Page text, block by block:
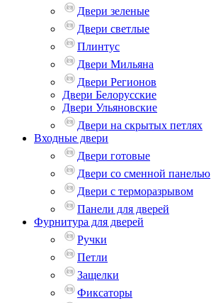
Двери зеленые
Двери светлые
Плинтус
Двери Мильяна
Двери Регионов
Двери Белорусские
Двери Ульяновские
Двери на скрытых петлях
Входные двери
Двери готовые
Двери со сменной панелью
Двери с терморазрывом
Панели для дверей
Фурнитура для дверей
Ручки
Петли
Защелки
Фиксаторы